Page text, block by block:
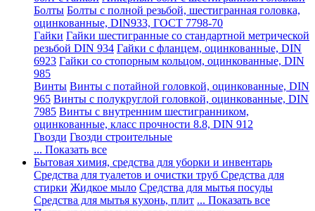
Болты Болты с полной резьбой, шестигранная головка,
оцинкованные, DIN933, ГОСТ 7798-70
Гайки Гайки шестигранные со стандартной метрической
резьбой DIN 934 Гайки с фланцем, оцинкованные, DIN
6923 Гайки со стопорным кольцом, оцинкованные, DIN
985
Винты Винты с потайной головкой, оцинкованные, DIN
965 Винты с полукруглой головкой, оцинкованные, DIN
7985 Винты с внутренним шестигранником,
оцинкованные, класс прочности 8.8, DIN 912
Гвозди Гвозди строительные
... Показать все
Бытовая химия, средства для уборки и инвентарь
Средства для туалетов и очистки труб Средства для
стирки Жидкое мыло Средства для мытья посуды
Средства для мытья кухонь, плит ... Показать все